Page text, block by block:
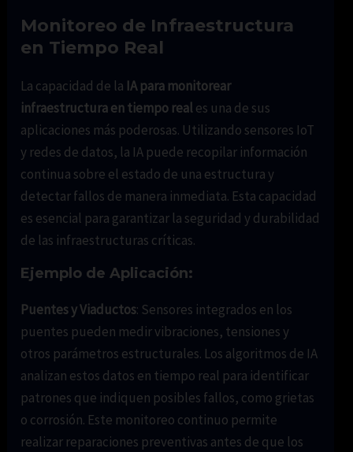
Monitoreo de Infraestructura
en Tiempo Real
La capacidad de la IA para monitorear
infraestructura en tiempo reales una de sus
aplicaciones más poderosas. Utilizando sensores IoT
y redes de datos, la IA puede recopilar información
continua sobre el estado de una estructura y
detectar fallos de manera inmediata. Esta capacidad
es esencial para garantizar la seguridad y durabilidad
de las infraestructuras críticas.
Ejemplo de Aplicación:
Puentes y Viaductos: Sensores integrados en los
puentes pueden medir vibraciones, tensiones y
otros parámetros estructurales. Los algoritmos de IA
analizan estos datos en tiempo real para identificar
patrones que indiquen posibles fallos, como grietas
o corrosión. Este monitoreo continuo permite
realizar reparaciones preventivas antes de que los